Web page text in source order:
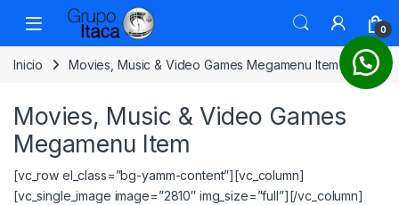
0
Inicio Movies, Music & Video Games Megamenu Item
Movies, Music & Video Games
Megamenu Item
[vc_row el_class=”bg-yamm-content”][vc_column]
[vc_single_image image=”2810″ img_size=”full”][/vc_column]